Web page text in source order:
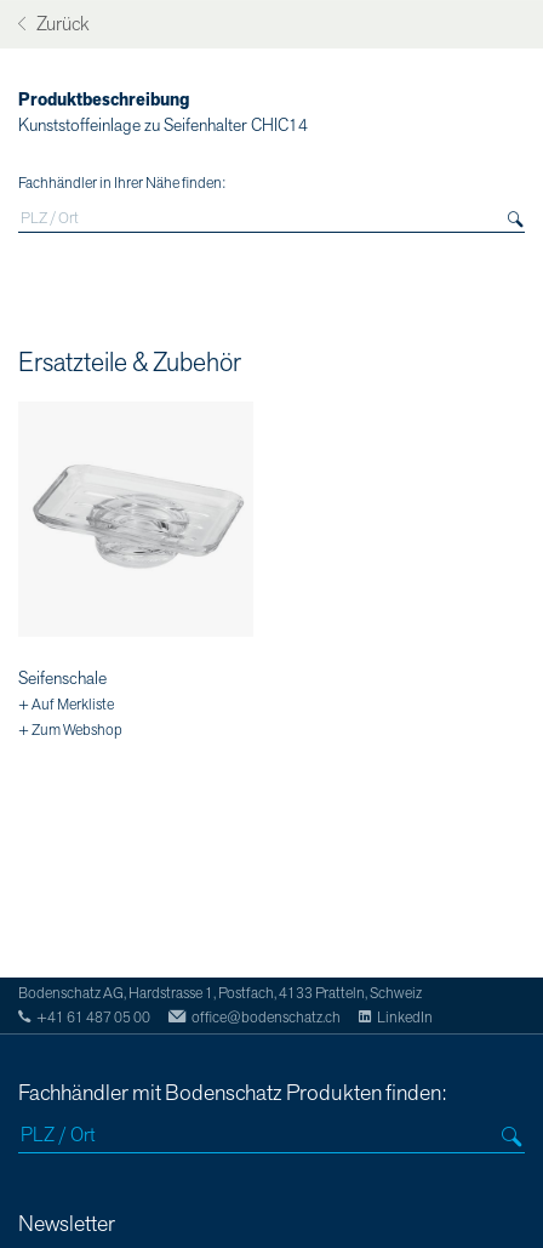
Zurück
Produktbeschreibung
Kunststoffeinlage zu Seifenhalter CHIC14
Fachhändler in Ihrer Nähe finden:
Ersatzteile & Zubehör
Seifenschale
+ Auf Merkliste
+ Zum Webshop
Bodenschatz AG, Hardstrasse 1, Postfach, 4133 Pratteln, Schweiz
+41 61 487 05 00
office@bodenschatz.ch LinkedIn
Fachhändler mit Bodenschatz Produkten finden:
Newsletter